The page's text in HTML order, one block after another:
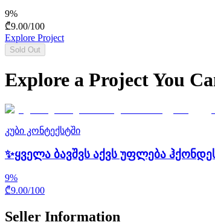
9%
₾9.00/100
Explore Project
Sold Out
Explore a Project You
კუბი კონტექსტში
✨ყველა ბავშვს აქვს უფლება
9%
₾9.00/100
Seller Information